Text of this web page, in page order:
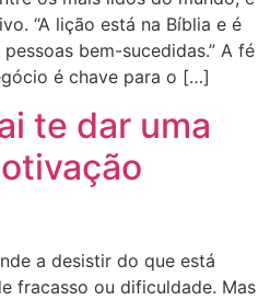
“A lição está na Bíblia e é
bem-sucedidas.” A fé
é chave para o […]
te dar uma
a desistir do que está
fracasso ou dificuldade. Mas